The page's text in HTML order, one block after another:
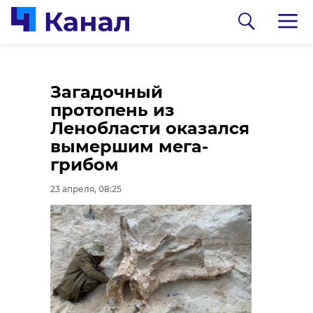
Загадочный
протопень из
Ленобласти оказался
вымершим мега-
грибом
23 апреля, 08:25
В закрытом на
просушку Монрепо
началась
формовочная
обрезка лип
23 апреля, 07:38
В Отрадном
простились с
участником СВО
Александром
Ковтуновичем
23 апреля, 07:16